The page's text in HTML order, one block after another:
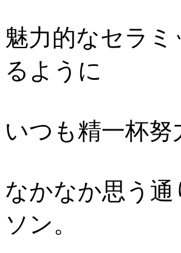
魅力的なセラ
るように
いつも精一杯
なかなか思う
ソン。